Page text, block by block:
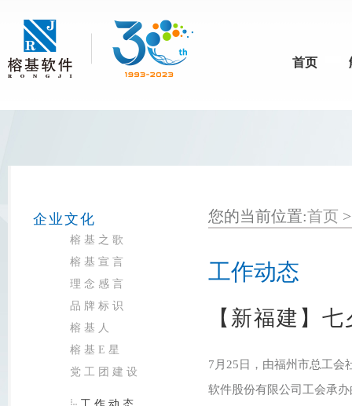
首页
企业文化
榕基之歌
榕基宣言
理念感言
品牌标识
榕基人
榕基E星
党工团建设
您的当前位置:首页
工作动态
【新福建】
7月25日，由福州市总工会
软件股份有限公司工会承